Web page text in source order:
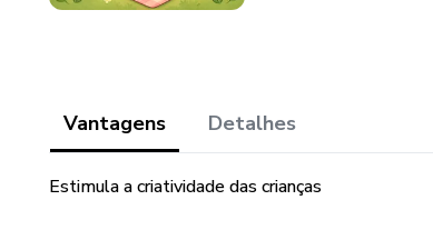
Vantagens Detalhes
Estimula a criatividade das crianças